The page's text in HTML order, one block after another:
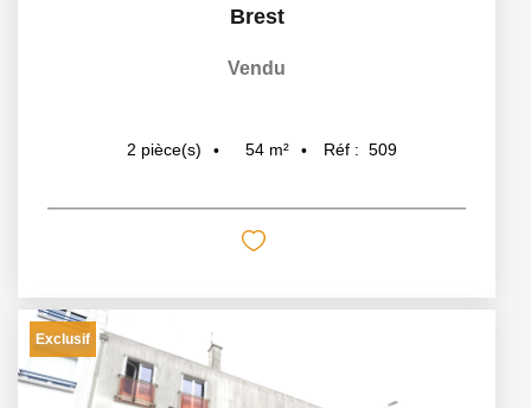
Brest
Vendu
2 pièce(s) 54 m² Réf : 509
Exclusif